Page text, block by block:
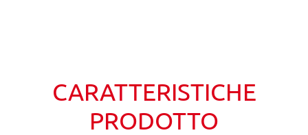
CARATTERISTICHE
PRODOTTO